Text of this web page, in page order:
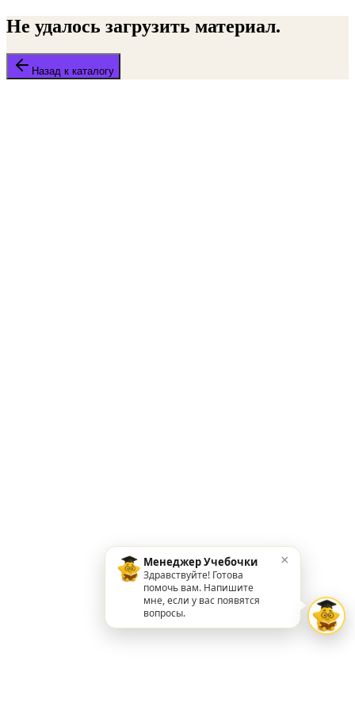
Не удалось загрузить материал.
Назад к каталогу
Менеджер Учебочки
Здравствуйте! Готова
помочь вам. Напишите
мне, если у вас появятся
вопросы.
×